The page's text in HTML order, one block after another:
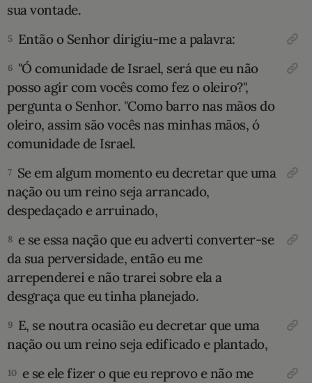
ESBOÇOS DE PREGAÇÃO
TEMAS
PERGUNTE À BÍBLIA IA
TERMO BÍBLICO JOGOS
QUEM SOMOS
LOJA BÍBLIAON
sua vontade.
5 Então o Senhor dirigiu-me a palavra:
6 "Ó comunidade de Israel, será que eu não
posso agir com vocês como fez o oleiro?",
pergunta o Senhor. "Como barro nas mãos do
oleiro, assim são vocês nas minhas mãos, ó
comunidade de Israel.
7 Se em algum momento eu decretar que uma
nação ou um reino seja arrancado,
despeda­çado e arruinado,
8 e se essa nação que eu adverti converter-se
da sua perversidade, então eu me
arrependerei e não trarei sobre ela a
desgraça que eu tinha planejado.
9 E, se noutra ocasião eu decretar que uma
nação ou um reino seja edifica­do e plantado,
10 e se ele fizer o que eu reprovo e não me